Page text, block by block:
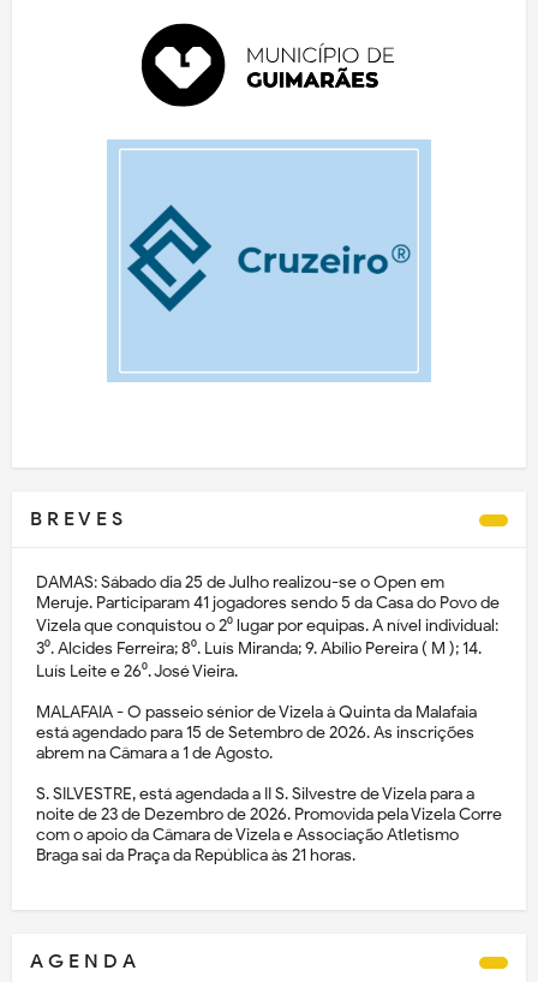
B R E V E S
DAMAS: Sábado dia 25 de Julho realizou-se o Open em
Meruje. Participaram 41 jogadores sendo 5 da Casa do Povo de
Vizela que conquistou o 2⁰ lugar por equipas. A nível individual:
3⁰. Alcides Ferreira; 8⁰. Luís Miranda; 9. Abílio Pereira ( M ); 14.
Luís Leite e 26⁰. José Vieira.
MALAFAIA - O passeio sénior de Vizela à Quinta da Malafaia
está agendado para 15 de Setembro de 2026. As inscrições
abrem na Câmara a 1 de Agosto.
S. SILVESTRE, está agendada a II S. Silvestre de Vizela para a
noite de 23 de Dezembro de 2026. Promovida pela Vizela Corre
com o apoio da Câmara de Vizela e Associação Atletismo
Braga sai da Praça da República às 21 horas.
A G E N D A